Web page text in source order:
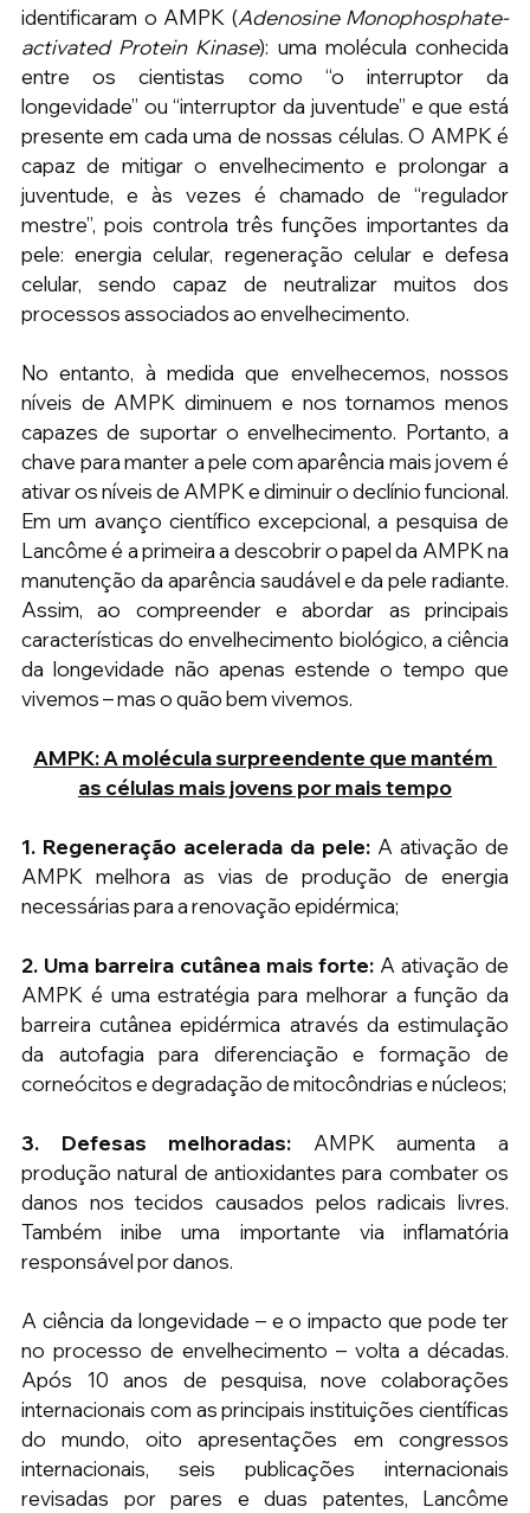
identificaram o AMPK (Adenosine Monophosphate-
activated Protein Kinase): uma molécula conhecida
entre os cientistas como “o interruptor da
longevidade” ou “interruptor da juventude” e que está
presente em cada uma de nossas células. O AMPK é
capaz de mitigar o envelhecimento e prolongar a
juventude, e às vezes é chamado de “regulador
mestre”, pois controla três funções importantes da
pele: energia celular, regeneração celular e defesa
celular, sendo capaz de neutralizar muitos dos
processos associados ao envelhecimento.
No entanto, à medida que envelhecemos, nossos
níveis de AMPK diminuem e nos tornamos menos
capazes de suportar o envelhecimento. Portanto, a
chave para manter a pele com aparência mais jovem é
ativar os níveis de AMPK e diminuir o declínio funcional.
Em um avanço científico excepcional, a pesquisa de
Lancôme é a primeira a descobrir o papel da AMPK na
manutenção da aparência saudável e da pele radiante.
Assim, ao compreender e abordar as principais
características do envelhecimento biológico, a ciência
da longevidade não apenas estende o tempo que
vivemos – mas o quão bem vivemos.
AMPK: A molécula surpreendente que mantém
as células mais jovens por mais tempo
1. Regeneração acelerada da pele: A ativação de
AMPK melhora as vias de produção de energia
necessárias para a renovação epidérmica;
2. Uma barreira cutânea mais forte: A ativação de
AMPK é uma estratégia para melhorar a função da
barreira cutânea epidérmica através da estimulação
da autofagia para diferenciação e formação de
corneócitos e degradação de mitocôndrias e núcleos;
3. Defesas melhoradas: AMPK aumenta a
produção natural de antioxidantes para combater os
danos nos tecidos causados ​​pelos radicais livres.
Também inibe uma importante via inflamatória
responsável por danos.
A ciência da longevidade – e o impacto que pode ter
no processo de envelhecimento – volta a décadas.
Após 10 anos de pesquisa, nove colaborações
internacionais com as principais instituições científicas
do mundo, oito apresentações em congressos
internacionais, seis publicações internacionais
revisadas por pares e duas patentes, Lancôme